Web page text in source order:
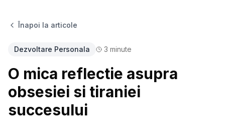
Înapoi la articole
Dezvoltare Personala 3 minute
O mica reflectie asupra
obsesiei si tiraniei
succesului